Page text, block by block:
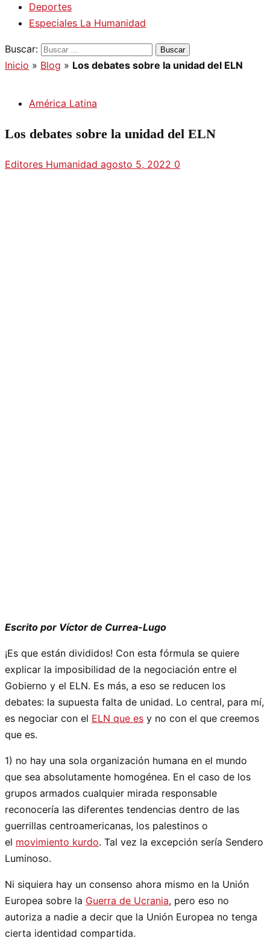
Deportes
Especiales La Humanidad
Buscar:
Inicio » Blog » Los debates sobre la unidad del ELN
América Latina
Los debates sobre la unidad del ELN
Editores Humanidad agosto 5, 2022 0
Escrito por Víctor de Currea-Lugo
¡Es que están divididos! Con esta fórmula se quiere
explicar la imposibilidad de la negociación entre el
Gobierno y el ELN. Es más, a eso se reducen los
debates: la supuesta falta de unidad. Lo central, para mí,
es negociar con el ELN que es y no con el que creemos
que es.
1) no hay una sola organización humana en el mundo
que sea absolutamente homogénea. En el caso de los
grupos armados cualquier mirada responsable
reconocería las diferentes tendencias dentro de las
guerrillas centroamericanas, los palestinos o
el movimiento kurdo. Tal vez la excepción sería Sendero
Luminoso.
Ni siquiera hay un consenso ahora mismo en la Unión
Europea sobre la Guerra de Ucrania, pero eso no
autoriza a nadie a decir que la Unión Europea no tenga
cierta identidad compartida.